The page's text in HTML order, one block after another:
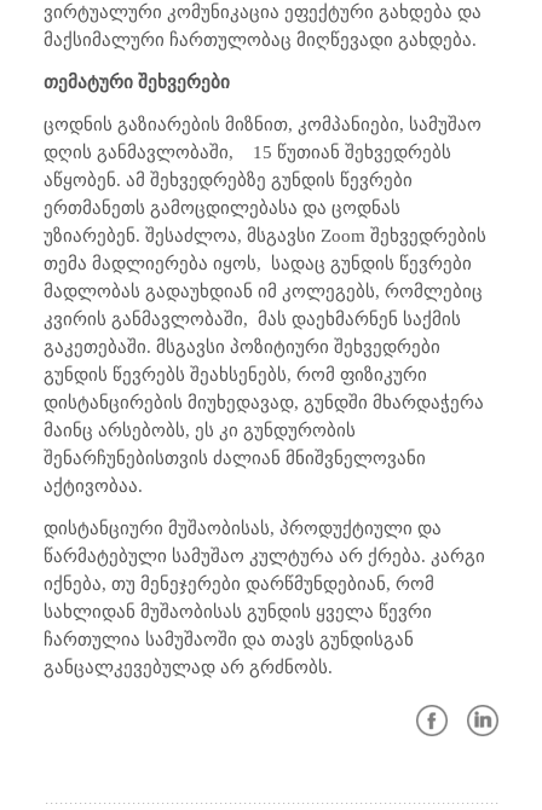
ვირტუალური კომუნიკაცია ეფექტური გახდება და
მაქსიმალური ჩართულობაც მიღწევადი გახდება.
თემატური შეხვერები
ცოდნის გაზიარების მიზნით, კომპანიები, სამუშაო
დღის განმავლობაში,
15 წუთიან შეხვედრებს
აწყობენ. ამ შეხვედრებზე გუნდის წევრები
ერთმანეთს გამოცდილებასა და ცოდნას
უზიარებენ. შესაძლოა, მსგავსი Zoom შეხვედრების
თემა მადლიერება იყოს,
სადაც გუნდის წევრები
მადლობას გადაუხდიან იმ კოლეგებს, რომლებიც
კვირის განმავლობაში, მას დაეხმარნენ საქმის
გაკეთებაში. მსგავსი პოზიტიური შეხვედრები
გუნდის წევრებს შეახსენებს, რომ ფიზიკური
დისტანცირების მიუხედავად, გუნდში მხარდაჭერა
მაინც არსებობს, ეს კი გუნდურობის
შენარჩუნებისთვის ძალიან მნიშვნელოვანი
აქტივობაა.
დისტანციური მუშაობისას, პროდუქტიული და
წარმატებული სამუშაო კულტურა არ ქრება. კარგი
იქნება, თუ მენეჯერები დარწმუნდებიან, რომ
სახლიდან მუშაობისას გუნდის ყველა წევრი
ჩართულია სამუშაოში და თავს გუნდისგან
განცალკევებულად არ გრძნობს.